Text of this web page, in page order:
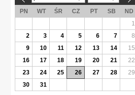
PN WT ŚR CZ PT SB
ND
1
2
3 4 5 6 7
8
9
10 11 12 13 14
15
16
17 18 19 20 21
22
23
24 25 26 27 28
29
30
31